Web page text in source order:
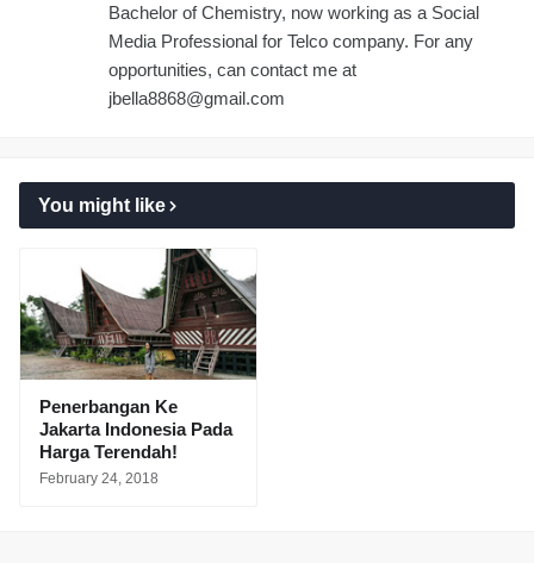
Bachelor of Chemistry, now working as a Social
Media Professional for Telco company. For any
opportunities, can contact me at
jbella8868@gmail.com
You might like
Penerbangan Ke
Jakarta Indonesia Pada
Harga Terendah!
February 24, 2018